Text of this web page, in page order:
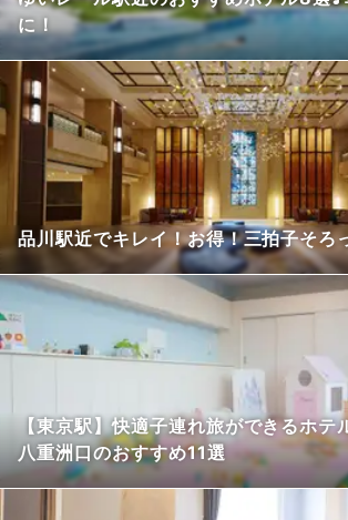
に！
品川駅近でキレイ！お得！三拍子そろ
【東京駅】快適子連れ旅ができるホ
八重洲口のおすすめ11選